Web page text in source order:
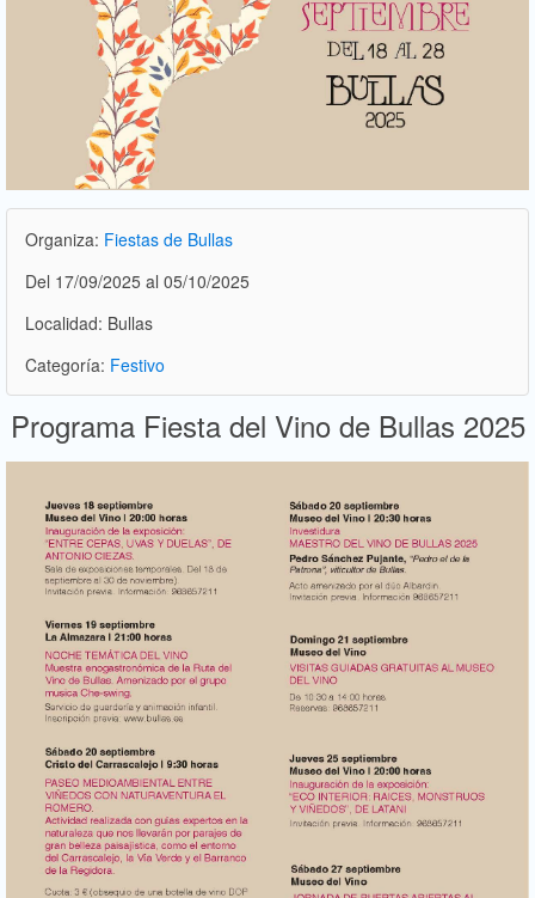
Organiza: Fiestas de Bullas
Del 17/09/2025 al 05/10/2025
Localidad: Bullas
Categoría: Festivo
Programa Fiesta del Vino de Bullas 2025